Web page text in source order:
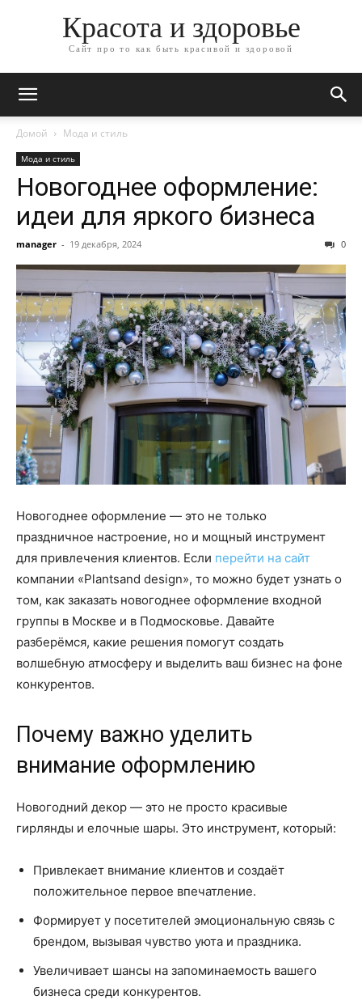
Красота и здоровье
Сайт про то как быть красивой и здоровой
Домой Мода и стиль
Мода и стиль
Новогоднее оформление:
идеи для яркого бизнеса
manager - 19 декабря, 2024 0
Новогоднее оформление — это не только
праздничное настроение, но и мощный инструмент
для привлечения клиентов. Если перейти на сайт
компании «Plantsand design», то можно будет узнать о
том, как заказать новогоднее оформление входной
группы в Москве и в Подмосковье. Давайте
разберёмся, какие решения помогут создать
волшебную атмосферу и выделить ваш бизнес на фоне
конкурентов.
Почему важно уделить
внимание оформлению
Новогодний декор — это не просто красивые
гирлянды и елочные шары. Это инструмент, который:
Привлекает внимание клиентов и создаёт
положительное первое впечатление.
Формирует у посетителей эмоциональную связь с
брендом, вызывая чувство уюта и праздника.
Увеличивает шансы на запоминаемость вашего
бизнеса среди конкурентов.